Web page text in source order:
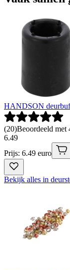
HANDSON
(20)Beoordeeld met
6.49
Prijs: 6.49 euro
Bekijk alles in